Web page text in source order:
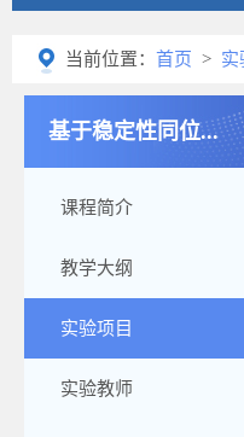
当前位置： 首页 > 实
基于稳定性同位...
课程简介
教学大纲
实验项目
实验教师